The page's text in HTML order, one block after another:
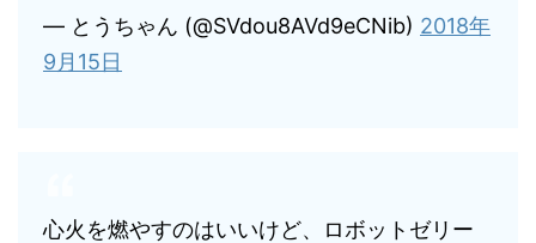
— とうちゃん (@SVdou8AVd9eCNib) 2018年
9月15日
心火を燃やすのはいいけど、ロボットゼリー